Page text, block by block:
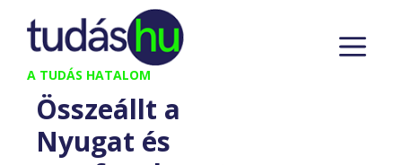
Kilépés
tartalomba
A TUDÁS HATALOM
Összeállt a
Nyugat és